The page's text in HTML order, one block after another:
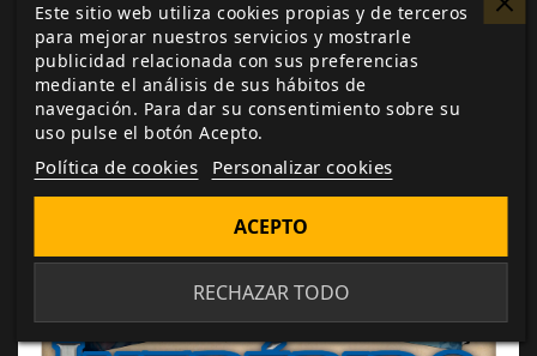
Este sitio web utiliza cookies propias y de terceros
para mejorar nuestros servicios y mostrarle
publicidad relacionada con sus preferencias
mediante el análisis de sus hábitos de
navegación. Para dar su consentimiento sobre su
uso pulse el botón Acepto.
Política de cookies Personalizar cookies
RECHAZAR TODO
ACEPTO